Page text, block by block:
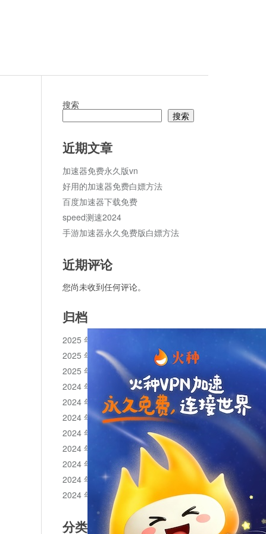
搜索
搜索
近期文章
加速器免费永久版vn
好用的加速器免费白嫖方法
百度加速器下载免费
speed测速2024
手游加速器永久免费版白嫖方法
近期评论
您尚未收到任何评论。
归档
2025 年 11 月
2025 年 10 月
2025 年 1 月
2024 年 12 月
2024 年 11 月
2024 年 10 月
2024 年 9 月
2024 年 8 月
2024 年 7 月
2024 年 6 月
2024 年 5 月
分类目录